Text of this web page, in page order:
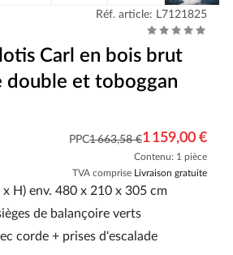
Réf. article: L7121825
Carl en bois brut
double et toboggan
PPC1 663,58 €1 159,00 €
Contenu: 1 pièce
TVA comprise Livraison gratuite
x H) env. 480 x 210 x 305 cm
de balançoire verts
corde + prises d'escalade